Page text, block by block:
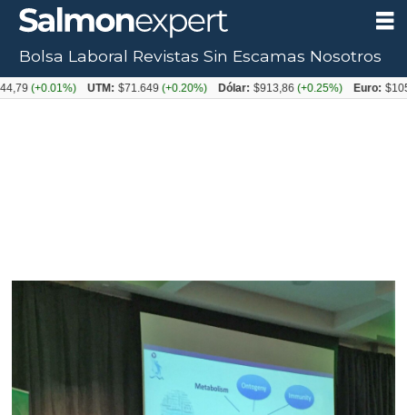
Bolsa Laboral Revistas Sin Escamas Nosotros
UTM: $71.649 (+0.20%) Dólar: $913,86 (+0.25%) Euro: $1053,08(-